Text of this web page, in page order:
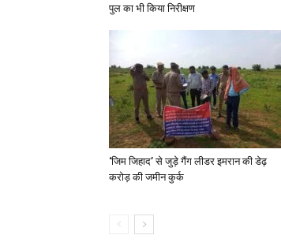
पुल का भी किया निरीक्षण
‘जिम जिहाद’ से जुड़े गैंग लीडर इमरान की डेढ़
करोड़ की जमीन कुर्क